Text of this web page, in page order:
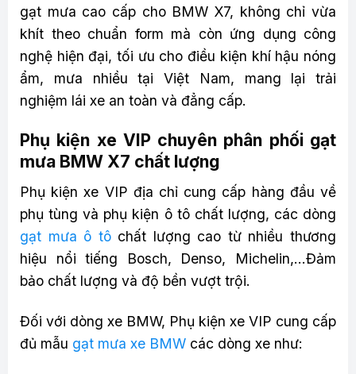
gạt mưa cao cấp cho BMW X7, không chỉ vừa
khít theo chuẩn form mà còn ứng dụng công
nghệ hiện đại, tối ưu cho điều kiện khí hậu nóng
ẩm, mưa nhiều tại Việt Nam, mang lại trải
nghiệm lái xe an toàn và đẳng cấp.
Phụ kiện xe VIP chuyên phân phối gạt
mưa BMW X7 chất lượng
Phụ kiện xe VIP địa chỉ cung cấp hàng đầu về
phụ tùng và phụ kiện ô tô chất lượng, các dòng
gạt mưa ô tôchất lượng cao từ nhiều thương
hiệu nổi tiếng Bosch, Denso, Michelin,…Đảm
bảo chất lượng và độ bền vượt trội.
Đối với dòng xe BMW, Phụ kiện xe VIP cung cấp
đủ mẫu gạt mưa xe BMW các dòng xe như: